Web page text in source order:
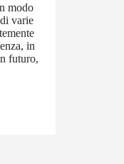
modo
varie
in
futuro,